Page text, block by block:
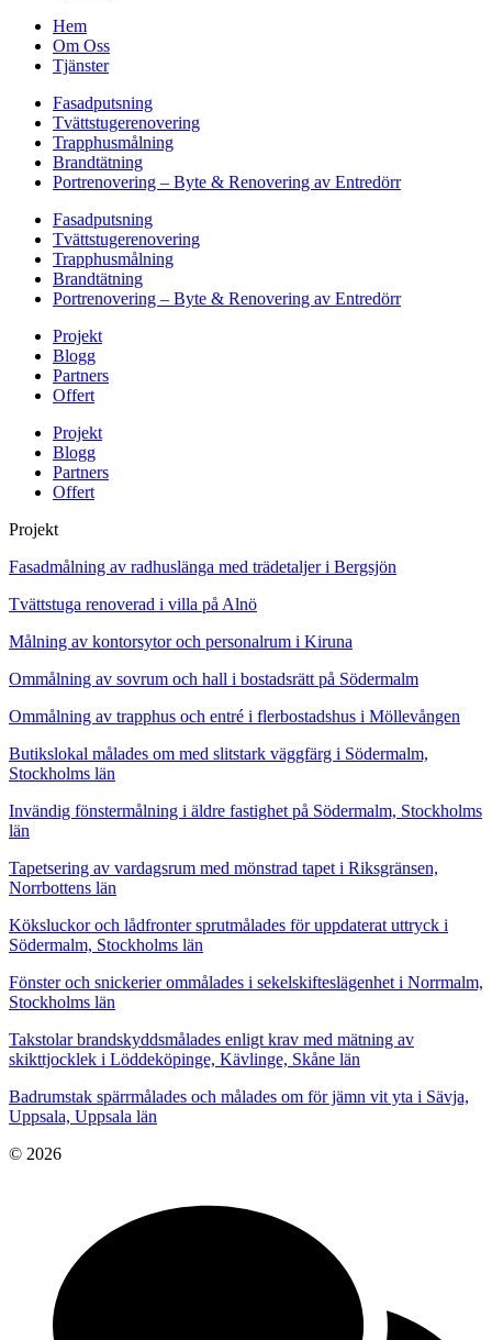
Hem
Om Oss
Tjänster
Fasadputsning
Tvättstugerenovering
Trapphusmålning
Brandtätning
Portrenovering – Byte & Renovering av Entredörr
Fasadputsning
Tvättstugerenovering
Trapphusmålning
Brandtätning
Portrenovering – Byte & Renovering av Entredörr
Projekt
Blogg
Partners
Offert
Projekt
Blogg
Partners
Offert
Projekt
Fasadmålning av radhuslänga med trädetaljer i Bergsjön
Tvättstuga renoverad i villa på Alnö
Målning av kontorsytor och personalrum i Kiruna
Ommålning av sovrum och hall i bostadsrätt på Södermalm
Ommålning av trapphus och entré i flerbostadshus i Möllevången
Butikslokal målades om med slitstark väggfärg i Södermalm,
Stockholms län
Invändig fönstermålning i äldre fastighet på Södermalm, Stockholms
län
Tapetsering av vardagsrum med mönstrad tapet i Riksgränsen,
Norrbottens län
Köksluckor och lådfronter sprutmålades för uppdaterat uttryck i
Södermalm, Stockholms län
Fönster och snickerier ommålades i sekelskifteslägenhet i Norrmalm,
Stockholms län
Takstolar brandskyddsmålades enligt krav med mätning av
skikttjocklek i Löddeköpinge, Kävlinge, Skåne län
Badrumstak spärrmålades och målades om för jämn vit yta i Sävja,
Uppsala, Uppsala län
© 2026